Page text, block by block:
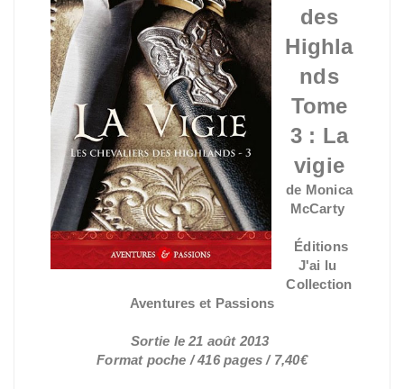
des
Highla
nds
Tome
3 : La
vigie
de Monica
McCarty
Éditions
J'ai lu
Collection
Aventures et Passions
Sortie le 21 août 2013
Format poche / 416 pages / 7,40€